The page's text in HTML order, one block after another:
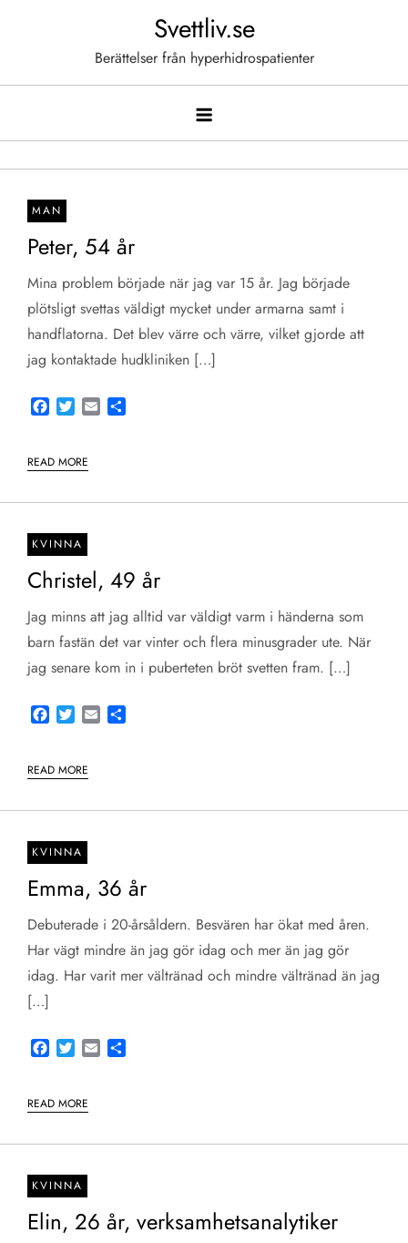
Svettliv.se
Berättelser från hyperhidrospatienter
MAN
Peter, 54 år
Mina problem började när jag var 15 år. Jag började
plötsligt svettas väldigt mycket under armarna samt i
handflatorna. Det blev värre och värre, vilket gjorde att
jag kontaktade hudkliniken […]
Facebook
TwitterEmail
READ MORE
KVINNA
Christel, 49 år
Jag minns att jag alltid var väldigt varm i händerna som
barn fastän det var vinter och flera minusgrader ute. När
jag senare kom in i puberteten bröt svetten fram. […]
Facebook
TwitterEmail
READ MORE
KVINNA
Emma, 36 år
Debuterade i 20-årsåldern. Besvären har ökat med åren.
Har vägt mindre än jag gör idag och mer än jag gör
idag. Har varit mer vältränad och mindre vältränad än jag
[…]
Facebook
TwitterEmail
READ MORE
KVINNA
Elin, 26 år, verksamhetsanalytiker